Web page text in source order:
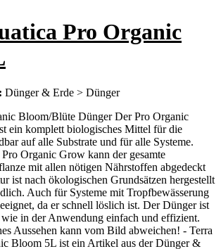
Pro Organic
Dünger & Erde > Dünger
Bloom/Blüte Dünger Der Pro Organic
ein komplett biologisches Mittel für die
auf alle Substrate und für alle Systeme.
Organic Grow kann der gesamte
mit allen nötigen Nährstoffen abgedeckt
ist nach ökologischen Grundsätzen hergestellt
Auch für Systeme mit Tropfbewässerung
da er schnell löslich ist. Der Dünger ist
in der Anwendung einfach und effizient.
Aussehen kann vom Bild abweichen! - Terra
Bloom 5L ist ein Artikel aus der Dünger &